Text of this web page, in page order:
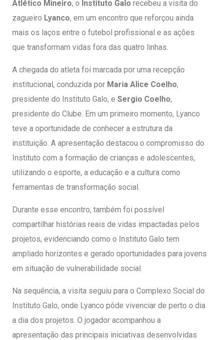
Atlético Mineiro, o Instituto Galo recebeu a visita do
zagueiro Lyanco, em um encontro que reforçou ainda
mais os laços entre o futebol profissional e as ações
que transformam vidas fora das quatro linhas.
A chegada do atleta foi marcada por uma recepção
institucional, conduzida por Maria Alice Coelho,
presidente do Instituto Galo, e Sergio Coelho,
presidente do Clube. Em um primeiro momento, Lyanco
teve a oportunidade de conhecer a estrutura da
instituição. A apresentação destacou o compromisso do
Instituto com a formação de crianças e adolescentes,
utilizando o esporte, a educação e a cultura como
ferramentas de transformação social.
Durante esse encontro, também foi possível
compartilhar histórias reais de vidas impactadas pelos
projetos, evidenciando como o Instituto Galo tem
ampliado horizontes e gerado oportunidades para jovens
em situação de vulnerabilidade social.
Na sequência, a visita seguiu para o Complexo Social do
Instituto Galo, onde Lyanco pôde vivenciar de perto o dia
a dia dos projetos. O jogador acompanhou a
apresentação das principais iniciativas desenvolvidas